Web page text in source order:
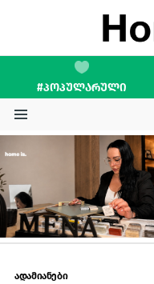
#ᲞᲝᲞᲣᲚᲐᲠᲣᲚᲘ
STORIES
ადამიანები